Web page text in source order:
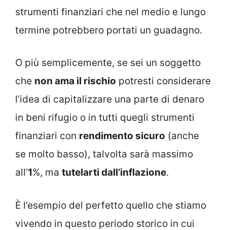
strumenti finanziari che nel medio e lungo
termine potrebbero portati un guadagno.
O più semplicemente, se sei un soggetto
che non ama il rischio potresti considerare
l’idea di capitalizzare una parte di denaro
in beni rifugio o in tutti quegli strumenti
finanziari con rendimento sicuro (anche
se molto basso), talvolta sarà massimo
all’1%, ma tutelarti dall’inflazione.
È l’esempio del perfetto quello che stiamo
vivendo in questo periodo storico in cui